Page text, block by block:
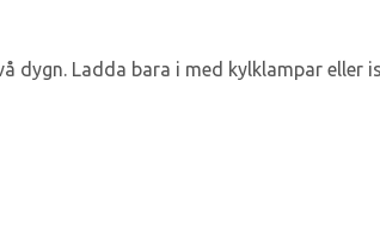
dygn. Ladda bara i med kylklampar eller